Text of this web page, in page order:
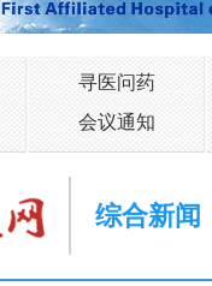
寻医问药
会议通知
综合新闻